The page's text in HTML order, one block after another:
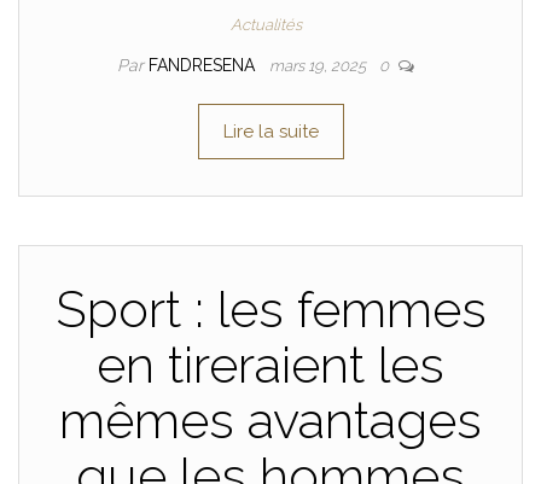
Actualités
Par FANDRESENA mars 19, 2025 0
Lire la suite
Sport : les femmes
en tireraient les
mêmes avantages